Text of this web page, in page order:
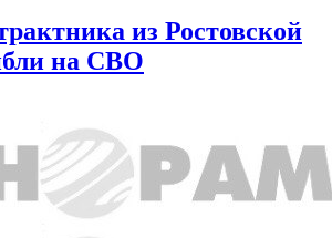
из Ростовской
на СВО